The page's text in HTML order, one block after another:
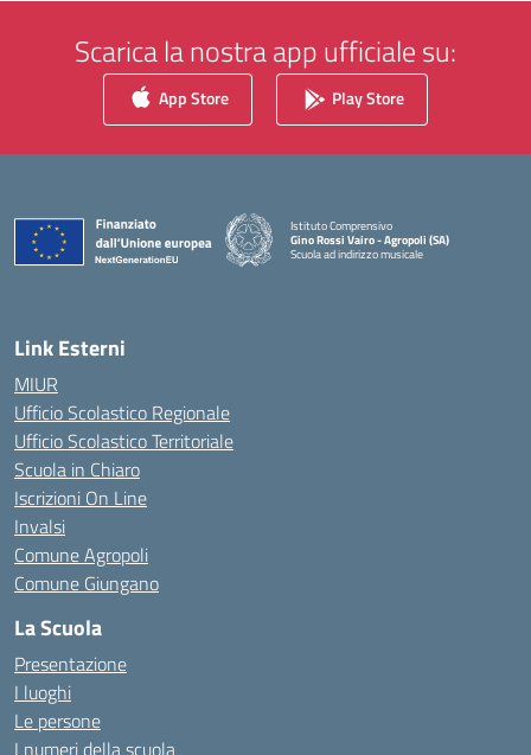
Scarica la nostra app ufficiale su:
App Store Play Store
Istituto Comprensivo
Gino Rossi Vairo - Agropoli (SA)
Scuola ad indirizzo musicale
Link Esterni
MIUR
Ufficio Scolastico Regionale
Ufficio Scolastico Territoriale
Scuola in Chiaro
Iscrizioni On Line
Invalsi
Comune Agropoli
Comune Giungano
La Scuola
Presentazione
I luoghi
Le persone
I numeri della scuola